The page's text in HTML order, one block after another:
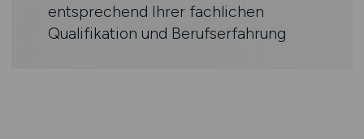
entsprechend Ihrer fachlichen
Qualifikation und Berufserfahrung